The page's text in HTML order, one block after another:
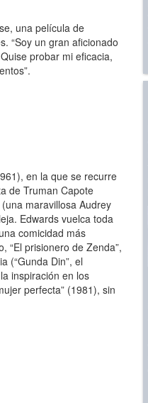
una película de
“Soy un gran aficionado
probar mi eficacia,
en la que se recurre
de Truman Capote
maravillosa Audrey
Edwards vuelca toda
comicidad más
“El prisionero de Zenda”,
(“Gunda Din”, el
inspiración en los
perfecta” (1981), sin